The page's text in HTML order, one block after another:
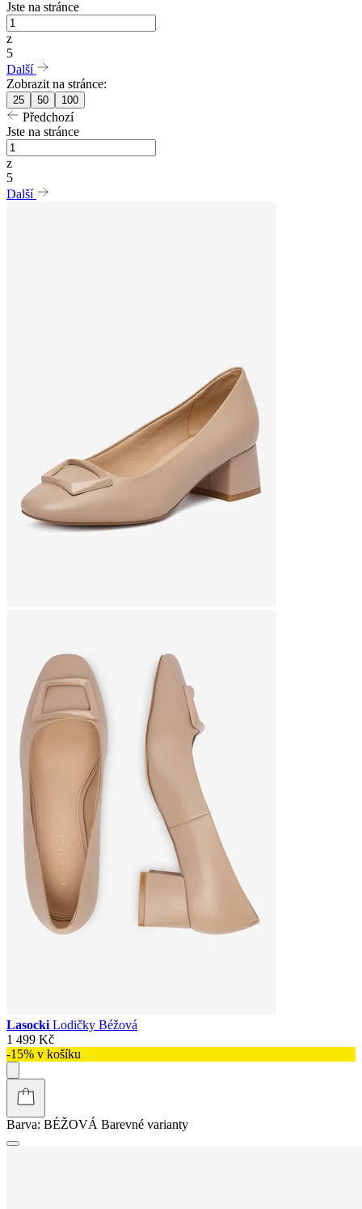
Jste na stránce
z
5
Další
Zobrazit na stránce:
25 50 100
Předchozí
Jste na stránce
z
5
Další
Lasocki Lodičky Béžová
1 499 Kč
-15% v košíku
Barva: BÉŽOVÁ Barevné varianty